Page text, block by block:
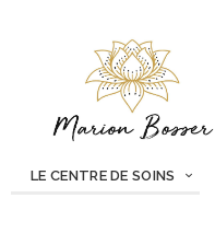
LE CENTRE DE SOINS